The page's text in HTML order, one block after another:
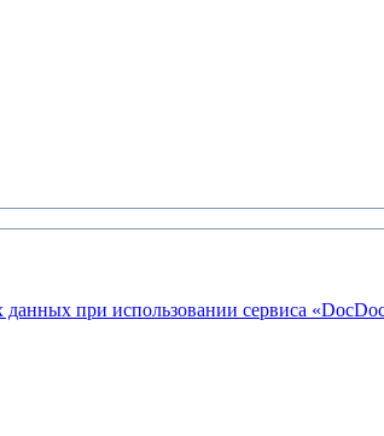
данных при использовании сервиса